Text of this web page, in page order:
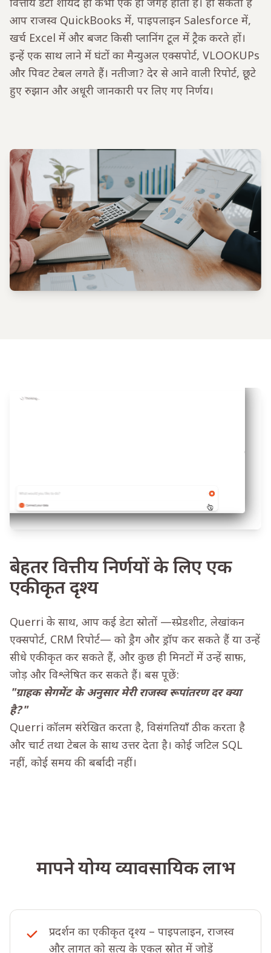
वित्तीय डेटा शायद ही कभी एक ही जगह होता है। हो सकता है
आप राजस्व QuickBooks में, पाइपलाइन Salesforce में,
खर्च Excel में और बजट किसी प्लानिंग टूल में ट्रैक करते हों।
इन्हें एक साथ लाने में घंटों का मैन्युअल एक्सपोर्ट, VLOOKUPs
और पिवट टेबल लगते हैं। नतीजा? देर से आने वाली रिपोर्ट, छूटे
हुए रुझान और अधूरी जानकारी पर लिए गए निर्णय।
बेहतर वित्तीय निर्णयों के लिए एक
एकीकृत दृश्य
Querri के साथ, आप कई डेटा स्रोतों —स्प्रेडशीट, लेखांकन
एक्सपोर्ट, CRM रिपोर्ट— को ड्रैग और ड्रॉप कर सकते हैं या उन्हें
सीधे एकीकृत कर सकते हैं, और कुछ ही मिनटों में उन्हें साफ़,
जोड़ और विश्लेषित कर सकते हैं। बस पूछें:
"ग्राहक सेगमेंट के अनुसार मेरी राजस्व रूपांतरण दर क्या
है?"
Querri कॉलम संरेखित करता है, विसंगतियाँ ठीक करता है
और चार्ट तथा टेबल के साथ उत्तर देता है। कोई जटिल SQL
नहीं, कोई समय की बर्बादी नहीं।
मापने योग्य व्यावसायिक लाभ
प्रदर्शन का एकीकृत दृश्य – पाइपलाइन, राजस्व
और लागत को सत्य के एकल स्रोत में जोड़ें